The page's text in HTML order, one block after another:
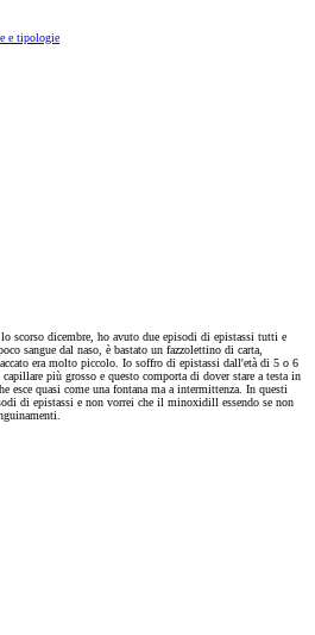
e tipologie
dicembre, ho avuto due episodi di epistassi tutti e
sangue dal naso, è bastato un fazzolettino di carta,
era molto piccolo. Io soffro di epistassi dall'età di 5 o 6
più grosso e questo comporta di dover stare a testa in
esce quasi come una fontana ma a intermittenza. In questi
di epistassi e non vorrei che il minoxidill essendo se non